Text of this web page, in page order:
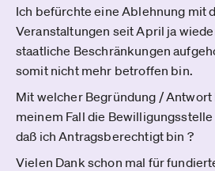
Ich befürchte eine Ablehnung mit
Veranstaltungen seit April ja
staatliche Beschränkungen
somit nicht mehr betroffen bin.
Mit welcher Begründung / Antwort
meinem Fall die
daß ich Antragsberechtigt bin ?
Vielen Dank schon mal für